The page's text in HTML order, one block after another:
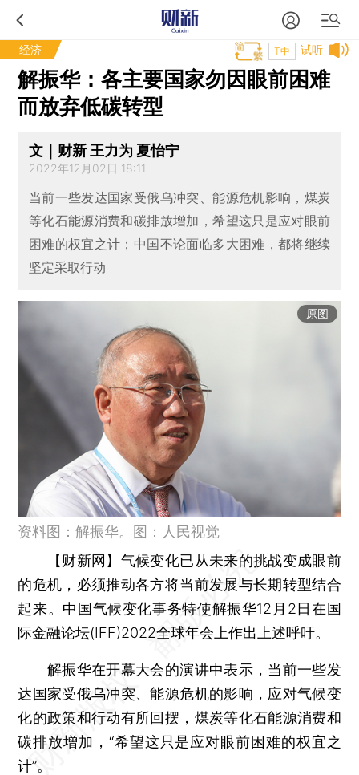
经济 试听
T中
解振华：各主要国家勿因眼前困难
而放弃低碳转型
文｜财新 王力为 夏怡宁
2022年12月02日 18:11
当前一些发达国家受俄乌冲突、能源危机影响，煤炭
等化石能源消费和碳排放增加，希望这只是应对眼前
困难的权宜之计；中国不论面临多大困难，都将继续
坚定采取行动
原图
资料图：解振华。图：人民视觉
【财新网】 气候变化已从未来的挑战变成眼前
的危机，必须推动各方将当前发展与长期转型结合
起来。中国气候变化事务特使解振华12月2日在国
际金融论坛(IFF)2022全球年会上作出上述呼吁。
解振华在开幕大会的演讲中表示，当前一些发
达国家受俄乌冲突、能源危机的影响，应对气候变
化的政策和行动有所回摆，煤炭等化石能源消费和
碳排放增加，“希望这只是应对眼前困难的权宜之
计”。